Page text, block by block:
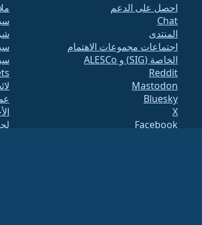
احصل على الدعم
Chat
المنتدى
اجتماعات مجموعات الاهتمام
الخاصة (SIG) و ALESCo
Reddit
Mastodon
Bluesky
X
Facebook